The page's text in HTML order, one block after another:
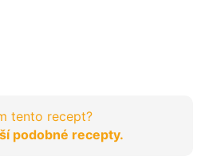
tento recept?
podobné recepty.